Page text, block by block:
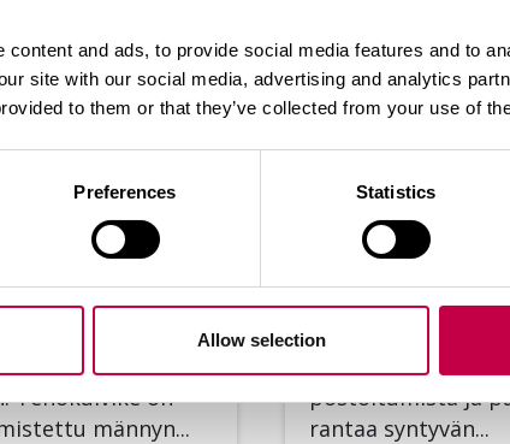
content and ads, to provide social media features and to
site with our social media, advertising and analytics
to them or that they’ve collected from your use of
Preferences Statistics
Allow selection
TE­HO­KUI­VI­
Te­ho­kui­vi­ke te­
ym­pä­ri vuo­
Te­ho­kui­vi­ke on
män­nyn...
BIO­LAN
HE­RÄ­TE
Bio­lan
no­peut­taa ta­lous- ja
puu­tar­ha­jät­teen
pos­toi­tu­mis­ta ja
ran­taa syn­ty­vän...